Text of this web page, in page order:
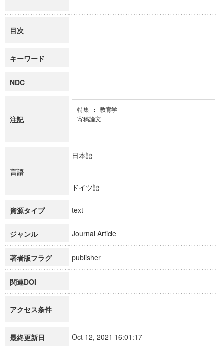
目次
キーワード
NDC
注記
特集 : 教育学
寄稿論文
言語
日本語
ドイツ語
資源タイプ text
ジャンル Journal Article
著者版フラグ publisher
関連DOI
アクセス条件
最終更新日 Oct 12, 2021 16:01:17